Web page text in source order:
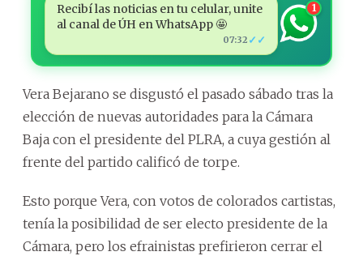
Recibí las noticias en tu celular, unite
al canal de ÚH en WhatsApp 🤩
07:32 ✓✓
1
Vera Bejarano se disgustó el pasado sábado tras la
elección de nuevas autoridades para la Cámara
Baja con el presidente del PLRA, a cuya gestión al
frente del partido calificó de torpe.
Esto porque Vera, con votos de colorados cartistas,
tenía la posibilidad de ser electo presidente de la
Cámara, pero los efrainistas prefirieron cerrar el